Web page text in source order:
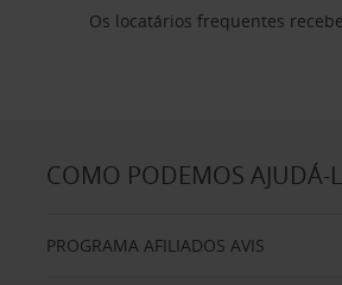
Os locatários frequentes
COMO PODEMOS AJUDÁ-
PROGRAMA AFILIADOS AVIS